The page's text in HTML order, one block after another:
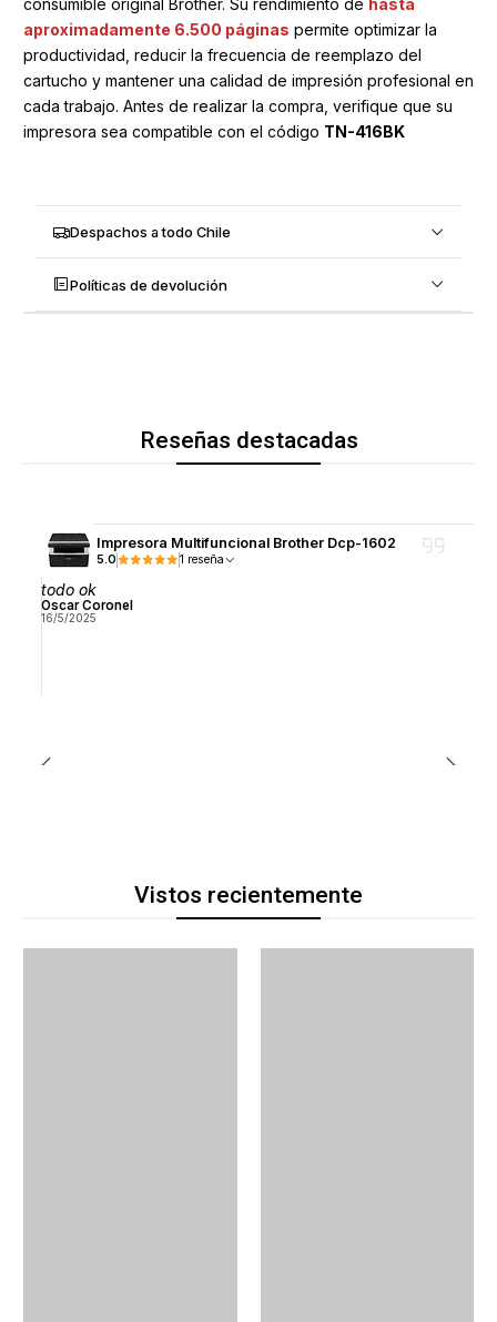
consumible original Brother. Su rendimiento de hasta
aproximadamente 6.500 páginas permite optimizar la
productividad, reducir la frecuencia de reemplazo del
cartucho y mantener una calidad de impresión profesional en
cada trabajo. Antes de realizar la compra, verifique que su
impresora sea compatible con el código TN-416BK
Despachos a todo Chile
Políticas de devolución
Reseñas destacadas
Impresora Multifuncional Brother Dcp-1602
5.0 1 reseña
todo ok
Oscar Coronel
16/5/2025
Vistos recientemente